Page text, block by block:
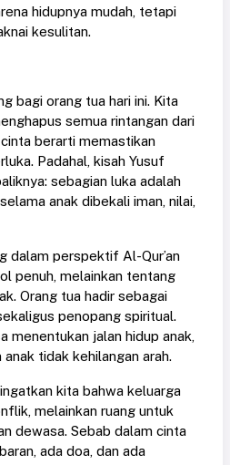
hidupnya mudah, tetapi
kesulitan.
bagi orang tua hari ini. Kita
semua rintangan dari
berarti memastikan
Padahal, kisah Yusuf
sebagian luka adalah
anak dibekali iman, nilai,
dalam perspektif Al-Qur’an
penuh, melainkan tentang
Orang tua hadir sebagai
penopang spiritual.
menentukan jalan hidup anak,
tidak kehilangan arah.
kita bahwa keluarga
melainkan ruang untuk
dewasa. Sebab dalam cinta
ada doa, dan ada